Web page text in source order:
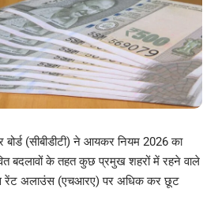
बोर्ड (सीबीडीटी) ने आयकर नियम 2026 का
बदलावों के तहत कुछ प्रमुख शहरों में रहने वाले
रेंट अलाउंस (एचआरए) पर अधिक कर छूट